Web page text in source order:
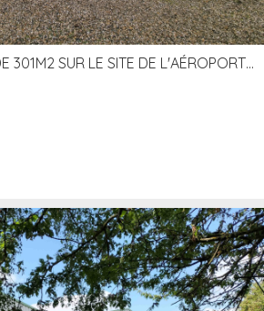
A LOUER BUREAUX DE 301M2 SUR LE SITE DE L'AÉROPORT AGEN LA GARENNE